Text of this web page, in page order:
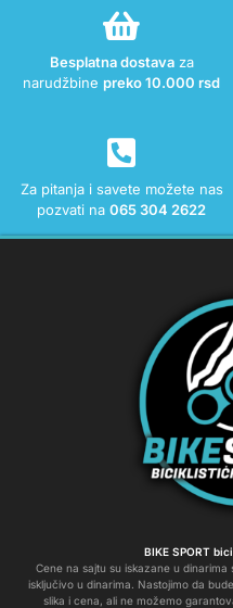
Besplatna dostavaza
narudžbine preko 10.000 rsd
Za pitanja i savete možete nas
pozvati na 065 304 2622
BIKE SPORT
Cene na sajtu su iskazane u
isključivo u dinarima. Nastojimo da
slika i cena, ali ne možemo